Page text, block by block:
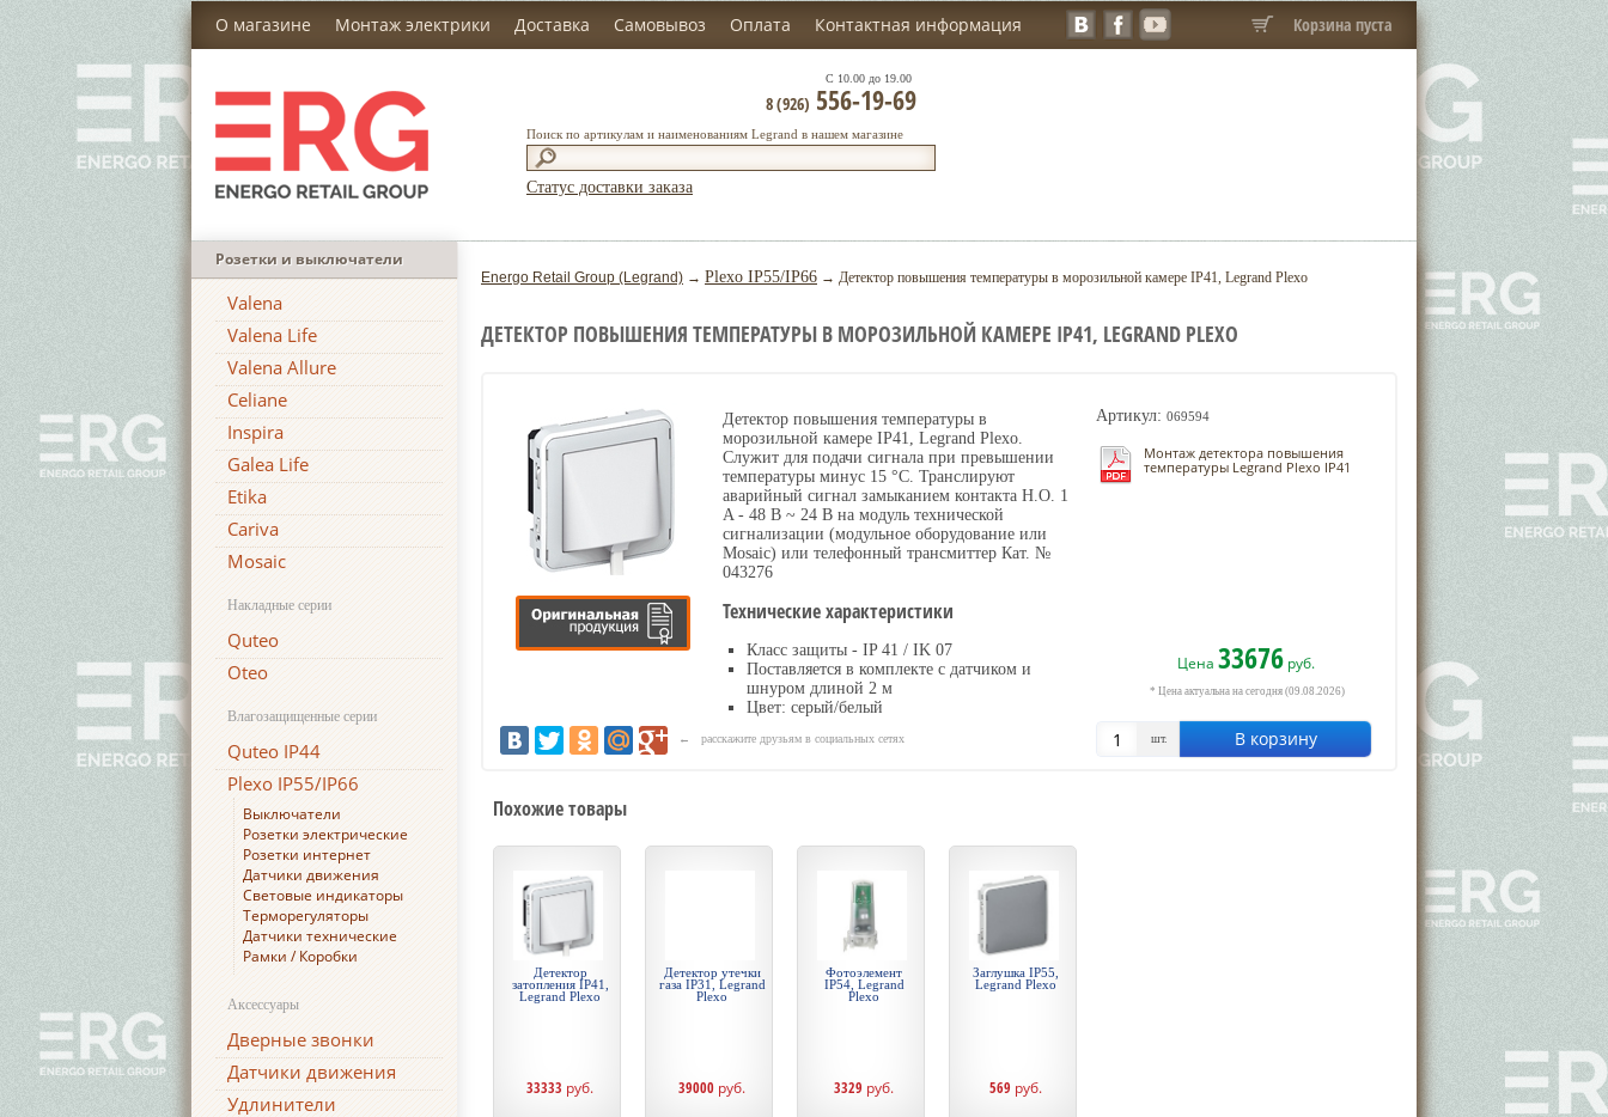
О магазине Монтаж электрики Доставка Самовывоз Оплата Контактная информация Корзина пуста
Поиск по артикулам и наименованиям Legrand в нашем магазине
С 10.00 до 19.00
8 (926) 556-19-69
Статус доставки заказа
Розетки и выключатели
Valena
Valena Life
Valena Allure
Celiane
Inspira
Galea Life
Etika
Cariva
Mosaic
Накладные серии
Quteo
Oteo
Влагозащищенные серии
Quteo IP44
Plexo IP55/IP66
Выключатели
Розетки электрические
Розетки интернет
Датчики движения
Световые индикаторы
Терморегуляторы
Датчики технические
Рамки / Коробки
Аксессуары
Дверные звонки
Датчики движения
Удлинители
Energo Retail Group (Legrand) → Plexo IP55/IP66 → Детектор повышения температуры в морозильной камере IP41, Legrand Plexo
ДЕТЕКТОР ПОВЫШЕНИЯ ТЕМПЕРАТУРЫ В МОРОЗИЛЬНОЙ КАМЕРЕ IP41, LEGRAND PLEXO
Артикул: 069594
Монтаж детектора повышения
температуры Legrand Plexo IP41
Цена 33676руб.
* Цена актуальна на сегодня (09.08.2026)
шт. В корзину
Детектор повышения температуры в
морозильной камере IP41, Legrand Plexo.
Служит для подачи сигнала при превышении
температуры минус 15 °С. Транслируют
аварийный сигнал замыканием контакта Н.О. 1
A - 48 В ~ 24 В на модуль технической
сигнализации (модульное оборудование или
Mosaic) или телефонный трансмиттер Кат. №
043276
Технические характеристики
Класс защиты - IP 41 / IK 07
Поставляется в комплекте с датчиком и
шнуром длиной 2 м
Цвет: серый/белый
← расскажите друзьям в социальных сетях
Похожие товары
Детектор
затопления IP41,
Legrand Plexo
33333 руб.
Детектор утечки
газа IP31, Legrand
Plexo
39000 руб.
Фотоэлемент
IP54, Legrand
Plexo
3329 руб.
Заглушка IP55,
Legrand Plexo
569 руб.